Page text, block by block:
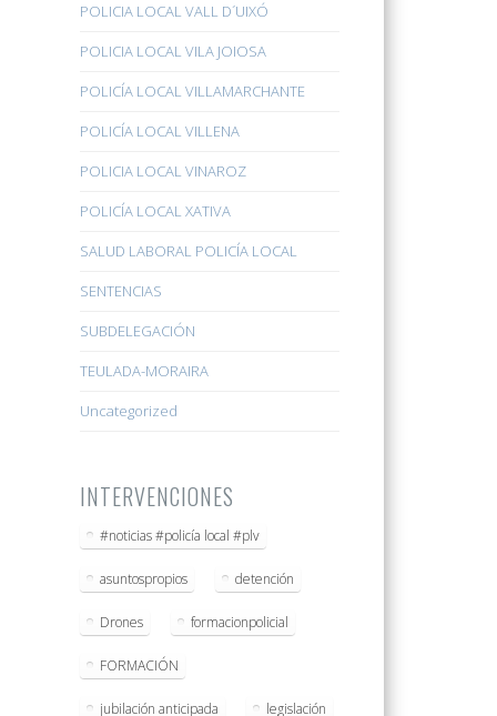
POLICIA LOCAL VALL D´UIXÓ
POLICIA LOCAL VILA JOIOSA
POLICÍA LOCAL VILLAMARCHANTE
POLICÍA LOCAL VILLENA
POLICIA LOCAL VINAROZ
POLICÍA LOCAL XATIVA
SALUD LABORAL POLICÍA LOCAL
SENTENCIAS
SUBDELEGACIÓN
TEULADA-MORAIRA
Uncategorized
INTERVENCIONES
#noticias #policía local #plv
asuntospropios detención
Drones formacionpolicial
FORMACIÓN
jubilación anticipada legislación